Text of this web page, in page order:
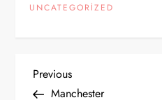
UNCATEGORIZED
Y
Previous
Post
Previous
Manchester